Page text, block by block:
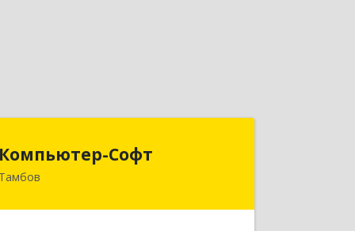
Компьютер-Софт
Тамбов
Компьютер-Софт
392000, Тамбовская обл, Тамбов г,